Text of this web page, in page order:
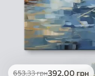
653.33грн392.00 грн